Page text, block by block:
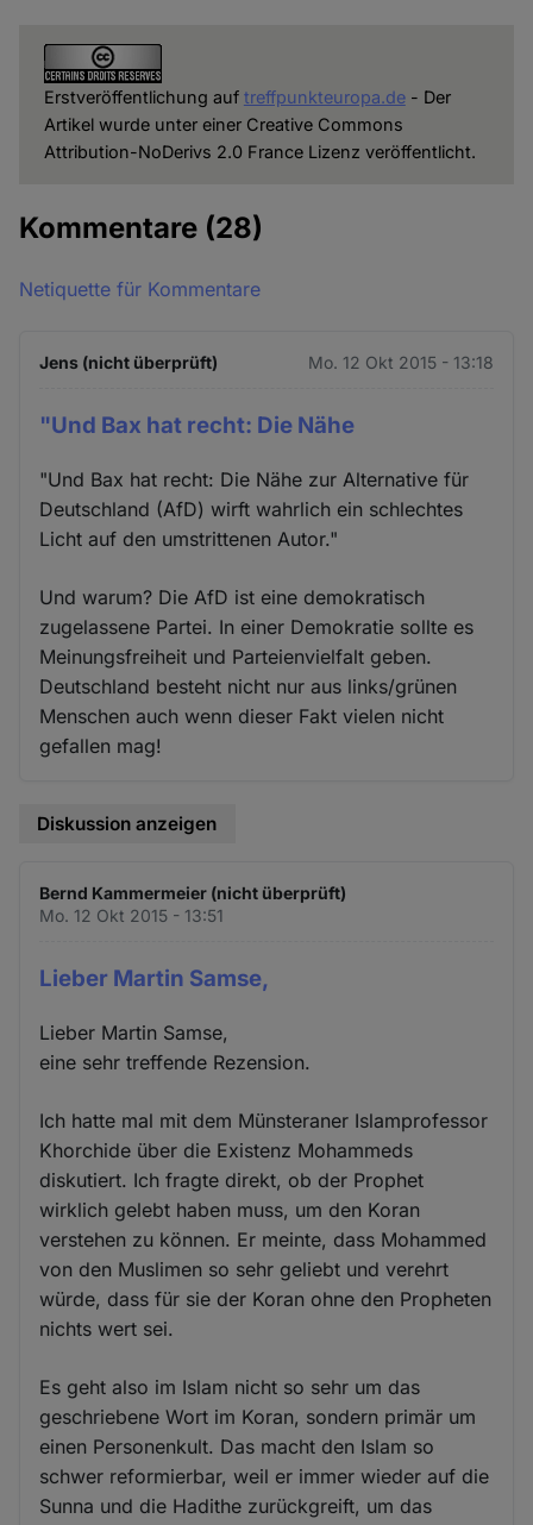
Erstveröffentlichung auf treffpunkteuropa.de- Der
Artikel wurde unter einer Creative Commons
Attribution-NoDerivs 2.0 France Lizenz veröffentlicht.
Kommentare (28)
Netiquette für Kommentare
Jens (nicht überprüft) Mo. 12 Okt 2015 - 13:18
"Und Bax hat recht: Die Nähe
"Und Bax hat recht: Die Nähe zur Alternative für
Deutschland (AfD) wirft wahrlich ein schlechtes
Licht auf den umstrittenen Autor."
Und warum? Die AfD ist eine demokratisch
zugelassene Partei. In einer Demokratie sollte es
Meinungsfreiheit und Parteienvielfalt geben.
Deutschland besteht nicht nur aus links/grünen
Menschen auch wenn dieser Fakt vielen nicht
gefallen mag!
Diskussion anzeigen
Bernd Kammermeier (nicht überprüft)
Mo. 12 Okt 2015 - 13:51
Lieber Martin Samse,
Lieber Martin Samse,
eine sehr treffende Rezension.
Ich hatte mal mit dem Münsteraner Islamprofessor
Khorchide über die Existenz Mohammeds
diskutiert. Ich fragte direkt, ob der Prophet
wirklich gelebt haben muss, um den Koran
verstehen zu können. Er meinte, dass Mohammed
von den Muslimen so sehr geliebt und verehrt
würde, dass für sie der Koran ohne den Propheten
nichts wert sei.
Es geht also im Islam nicht so sehr um das
geschriebene Wort im Koran, sondern primär um
einen Personenkult. Das macht den Islam so
schwer reformierbar, weil er immer wieder auf die
Sunna und die Hadithe zurückgreift, um das